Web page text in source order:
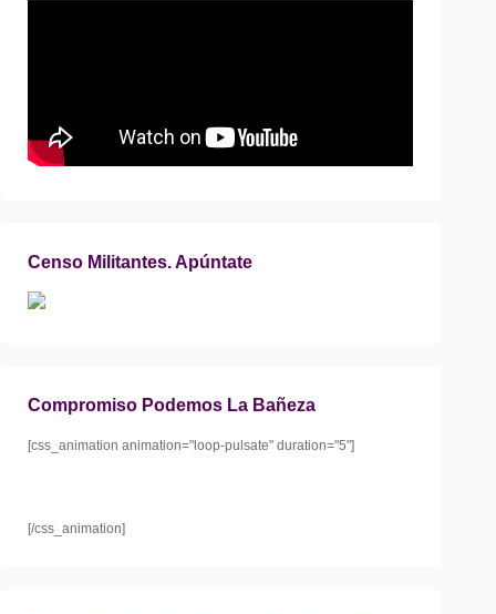
Censo Militantes. Apúntate
Compromiso Podemos La Bañeza
[css_animation animation="loop-pulsate" duration="5"]
[/css_animation]